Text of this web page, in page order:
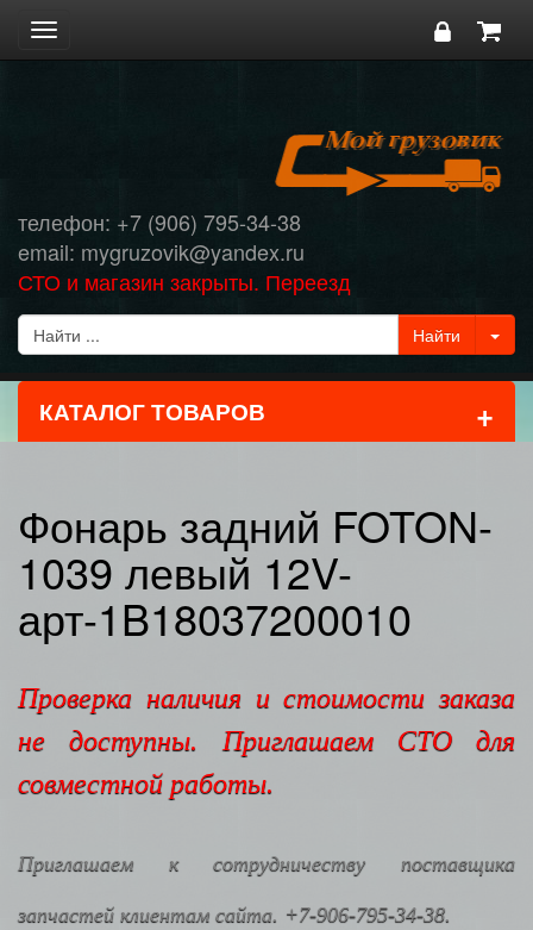
Toggle
navigation
телефон: +7 (906) 795-34-38
email: mygruzovik@yandex.ru
СТО и магазин закрыты. Переезд
КАТАЛОГ ТОВАРОВ +
Фонарь задний FOTON-
1039 левый 12V-
арт-1B18037200010
Проверка наличия и стоимости заказа
не доступны. Приглашаем СТО для
совместной работы.
Приглашаем к сотрудничеству поставщика
запчастей клиентам сайта. +7-906-795-34-38.